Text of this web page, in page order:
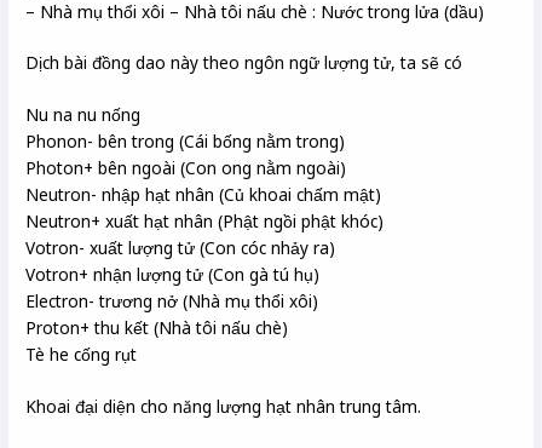
– Nhà mụ thổi xôi – Nhà tôi nấu chè : Nước trong lửa (dầu)
Dịch bài đồng dao này theo ngôn ngữ lượng tử, ta sẽ có
Nu na nu nống
Phonon- bên trong (Cái bống nằm trong)
Photon+ bên ngoài (Con ong nằm ngoài)
Neutron- nhập hạt nhân (Củ khoai chấm mật)
Neutron+ xuất hạt nhân (Phật ngồi phật khóc)
Votron- xuất lượng tử (Con cóc nhảy ra)
Votron+ nhận lượng tử (Con gà tú hụ)
Electron- trương nở (Nhà mụ thổi xôi)
Proton+ thu kết (Nhà tôi nấu chè)
Tè he cống rụt
Khoai đại diện cho năng lượng hạt nhân trung tâm.